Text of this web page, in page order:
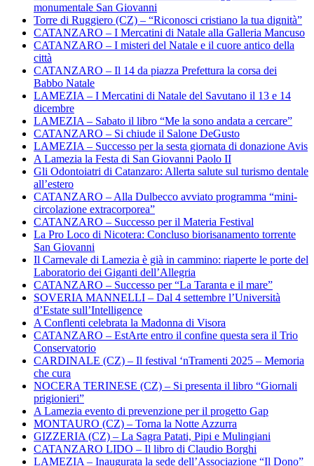
monumentale San Giovanni
Torre di Ruggiero (CZ) – “Riconosci cristiano la tua dignità”
CATANZARO – I Mercatini di Natale alla Galleria Mancuso
CATANZARO – I misteri del Natale e il cuore antico della
città
CATANZARO – Il 14 da piazza Prefettura la corsa dei
Babbo Natale
LAMEZIA – I Mercatini di Natale del Savutano il 13 e 14
dicembre
LAMEZIA – Sabato il libro “Me la sono andata a cercare”
CATANZARO – Si chiude il Salone DeGusto
LAMEZIA – Successo per la sesta giornata di donazione Avis
A Lamezia la Festa di San Giovanni Paolo II
Gli Odontoiatri di Catanzaro: Allerta salute sul turismo dentale
all’estero
CATANZARO – Alla Dulbecco avviato programma “mini-
circolazione extracorporea”
CATANZARO – Successo per il Materia Festival
La Pro Loco di Nicotera: Concluso biorisanamento torrente
San Giovanni
Il Carnevale di Lamezia è già in cammino: riaperte le porte del
Laboratorio dei Giganti dell’Allegria
CATANZARO – Successo per “La Taranta e il mare”
SOVERIA MANNELLI – Dal 4 settembre l’Università
d’Estate sull’Intelligence
A Conflenti celebrata la Madonna di Visora
CATANZARO – EstArte entro il confine questa sera il Trio
Conservatorio
CARDINALE (CZ) – Il festival ‘nTramenti 2025 – Memoria
che cura
NOCERA TERINESE (CZ) – Si presenta il libro “Giornali
prigionieri”
A Lamezia evento di prevenzione per il progetto Gap
MONTAURO (CZ) – Torna la Notte Azzurra
GIZZERIA (CZ) – La Sagra Patati, Pipi e Mulingiani
CATANZARO LIDO – Il libro di Claudio Borghi
LAMEZIA – Inaugurata la sede dell’Associazione “Il Dono”